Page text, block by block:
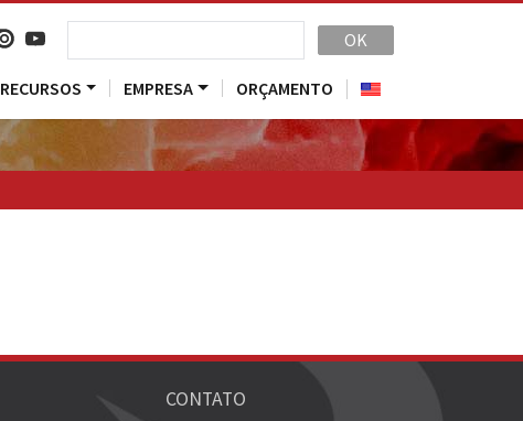
OK
RECURSOS EMPRESA ORÇAMENTO
CONTATO